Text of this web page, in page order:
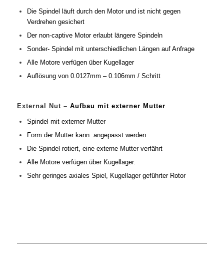
Die Spindel läuft durch den Motor und ist nicht gegen
Verdrehen gesichert
Der non-captive Motor erlaubt längere Spindeln
Sonder- Spindel mit unterschiedlichen Längen auf Anfrage
Alle Motore verfügen über Kugellager
Auflösung von 0.0127mm – 0.106mm / Schritt
External Nut – Aufbau mit externer Mutter
Spindel mit externer Mutter
Form der Mutter kann angepasst werden
Die Spindel rotiert, eine externe Mutter verfährt
Alle Motore verfügen über Kugellager.
Sehr geringes axiales Spiel, Kugellager geführter Rotor